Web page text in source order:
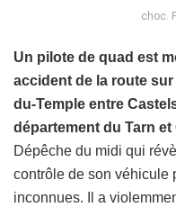
choc.
Un pilote de quad est
accident de la route
du-Temple entre
département du Tarn et
Dépêche du midi qui
contrôle de son véhicule
inconnues. Il a